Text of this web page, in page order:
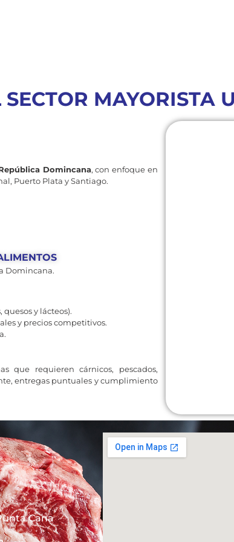
SECTOR MAYORISTA
Domincana, con enfoque en
Puerto Plata y Santiago.
Domincana.
y lácteos).
y precios competitivos.
que requieren cárnicos, pescados,
entregas puntuales y cumplimiento
Cana